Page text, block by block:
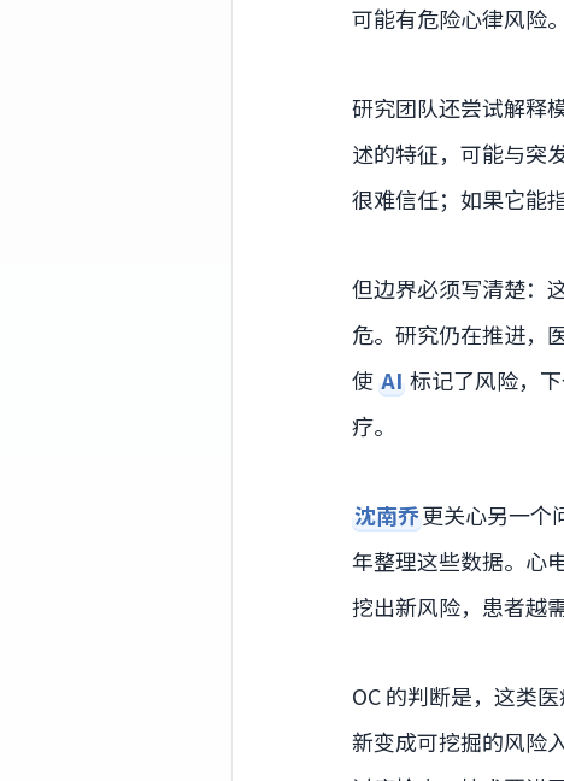
可能有危险心律风险。
研究团队还尝试解释
述的特征，可能与突
很难信任；如果它能
但边界必须写清楚：
危。研究仍在推进，
使 AI 标记了风险，
疗。
沈南乔更关心另一个
年整理这些数据。心
挖出新风险，患者越
OC 的判断是，这类
新变成可挖掘的风险